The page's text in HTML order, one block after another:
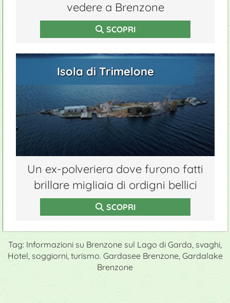
vedere a Brenzone
SCOPRI
Isola di Trimelone
Un ex-polveriera dove furono fatti
brillare migliaia di ordigni bellici
SCOPRI
Tag: Informazioni su Brenzone sul Lago di Garda, svaghi,
Hotel, soggiorni, turismo. Gardasee Brenzone, Gardalake
Brenzone